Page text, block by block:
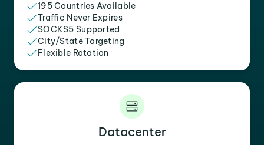
195 Countries Available
Traffic Never Expires
SOCKS5 Supported
City/State Targeting
Flexible Rotation
Datacenter